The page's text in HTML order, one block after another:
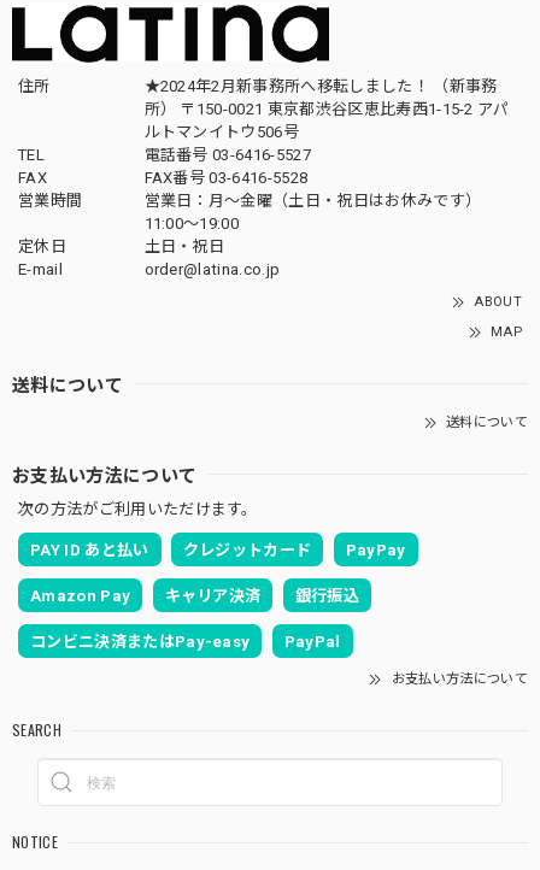
住所
★2024年2月新事務所へ移転しました！ （新事務
所） 〒150-0021 東京都渋谷区恵比寿西1-15-2 アパ
ルトマンイトウ506号
TEL
電話番号 03-6416-5527
FAX
FAX番号 03-6416-5528
営業時間
営業日：月〜金曜（土日・祝日はお休みです）
11:00〜19:00
定休日
土日・祝日
E-mail
order@latina.co.jp
ABOUT
MAP
送料について
送料について
お支払い方法について
次の方法がご利用いただけます。
PAY ID あと払い クレジットカード PayPay
Amazon Pay キャリア決済 銀行振込
コンビニ決済またはPay-easy PayPal
お支払い方法について
SEARCH
NOTICE